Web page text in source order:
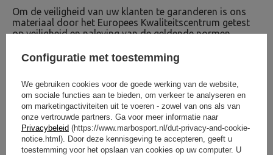
Om de veiligheid van uw klanten te garanderen is ons
materiaal door het Europees Kwaliteitscentrum getest
op veiligheid en naleving van de geldende normen.
Als resultaat van deze tests hebben wij het
Veiligheidscertificaat en het Top Security Certificaat
OM TE DOWNLOADEN
BELANGRIJKE VEILIGHEIDSINFORMATIE
Configuratie met toestemming
We gebruiken cookies voor de goede werking van de website,
om sociale functies aan te bieden, om verkeer te analyseren en
om marketingactiviteiten uit te voeren - zowel van ons als van
onze vertrouwde partners. Ga voor meer informatie naar
Privacybeleid (https://www.marbosport.nl/dut-privacy-and-cookie-
notice.html). Door deze kennisgeving te accepteren, geeft u
toestemming voor het opslaan van cookies op uw computer. U